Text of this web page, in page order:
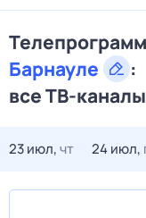
Барнауле
:
все ТВ-каналы
23 июл,чт 24 июл,